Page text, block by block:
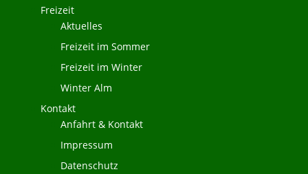
Freizeit
Aktuelles
Freizeit im Sommer
Freizeit im Winter
Winter Alm
Kontakt
Anfahrt & Kontakt
Impressum
Datenschutz